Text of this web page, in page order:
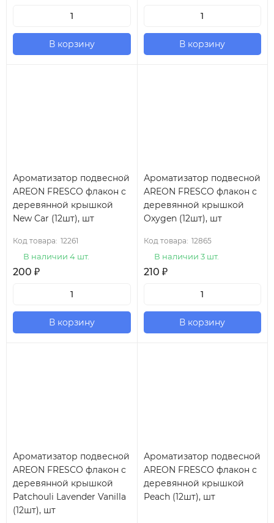
В корзину В корзину
Ароматизатор подвесной
AREON FRESCO флакон с
деревянной крышкой
New Car (12шт), шт
Код товара: 12261
В наличии 4 шт.
200 ₽
В корзину
Ароматизатор подвесной
AREON FRESCO флакон с
деревянной крышкой
Oxygen (12шт), шт
Код товара: 12865
В наличии 3 шт.
210 ₽
В корзину
Ароматизатор подвесной
AREON FRESCO флакон с
деревянной крышкой
Patchouli Lavender Vanilla
(12шт), шт
Ароматизатор подвесной
AREON FRESCO флакон с
деревянной крышкой
Peach (12шт), шт